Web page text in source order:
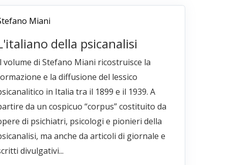
Miani
della psicanalisi
volume di Stefano Miani ricostruisce la
e la diffusione del lessico
in Italia tra il 1899 e il 1939. A
da un cospicuo “corpus” costituito da
di psichiatri, psicologi e pionieri della
ma anche da articoli di giornale e
divulgativi...